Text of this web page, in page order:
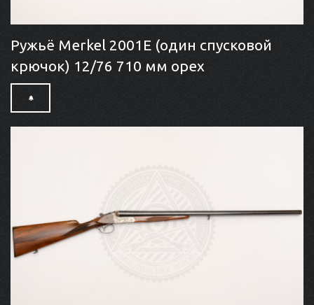
Ружьё Merkel 2001E (один спусковой
крючок) 12/76 710 мм орех